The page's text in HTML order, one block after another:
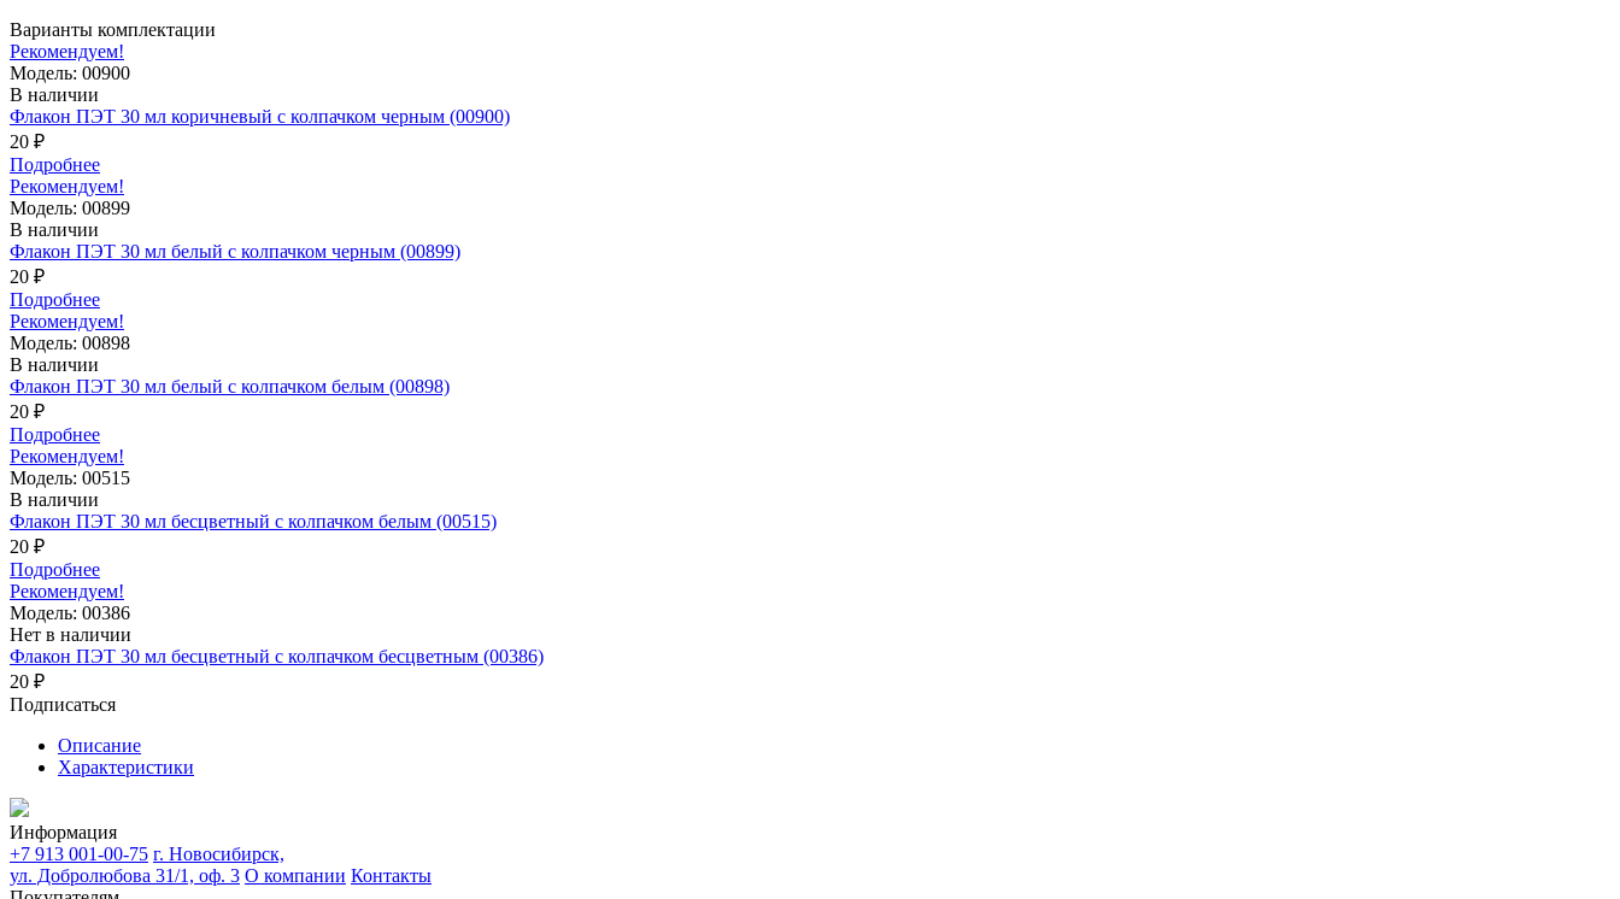
Варианты комплектации
Рекомендуем!
Модель: 00900
В наличии
Флакон ПЭТ 30 мл коричневый с колпачком черным (00900)
20 ₽
Подробнее
Рекомендуем!
Модель: 00899
В наличии
Флакон ПЭТ 30 мл белый с колпачком черным (00899)
20 ₽
Подробнее
Рекомендуем!
Модель: 00898
В наличии
Флакон ПЭТ 30 мл белый с колпачком белым (00898)
20 ₽
Подробнее
Рекомендуем!
Модель: 00515
В наличии
Флакон ПЭТ 30 мл бесцветный с колпачком белым (00515)
20 ₽
Подробнее
Рекомендуем!
Модель: 00386
Нет в наличии
Флакон ПЭТ 30 мл бесцветный с колпачком бесцветным (00386)
20 ₽
Подписаться
Описание
Характеристики
Информация
+7 913 001-00-75 г. Новосибирск,
ул. Добролюбова 31/1, оф. 3 О компании Контакты